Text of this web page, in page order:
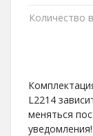
Количество
L2214
меняться
уведомления!